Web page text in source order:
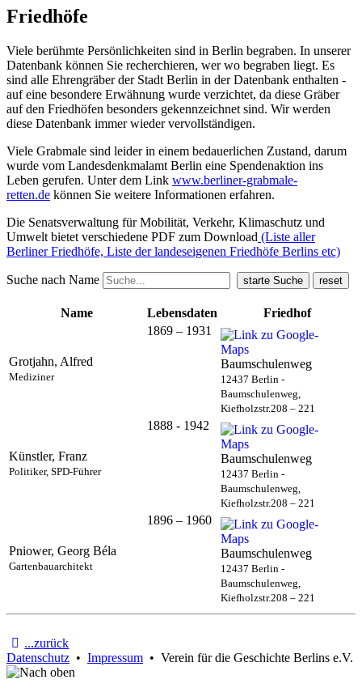
Friedhöfe
Viele berühmte Persönlichkeiten sind in Berlin begraben. In unserer
Datenbank können Sie recherchieren, wer wo begraben liegt. Es
sind alle Ehrengräber der Stadt Berlin in der Datenbank enthalten -
auf eine besondere Erwähnung wurde verzichtet, da diese Gräber
auf den Friedhöfen besonders gekennzeichnet sind. Wir werden
diese Datenbank immer wieder vervollständigen.
Viele Grabmale sind leider in einem bedauerlichen Zustand, darum
wurde vom Landesdenkmalamt Berlin eine Spendenaktion ins
Leben gerufen. Unter dem Link www.berliner-grabmale-
retten.de können Sie weitere Informationen erfahren.
Die Senatsverwaltung für Mobilität, Verkehr, Klimaschutz und
Umwelt bietet verschiedene PDF zum Download (Liste aller
Berliner Friedhöfe, Liste der landeseigenen Friedhöfe Berlins etc)
Suche nach Name
Name Lebensdaten Friedhof
Grotjahn, Alfred
Mediziner
1869 – 1931
Baumschulenweg
12437 Berlin -
Baumschulenweg,
Kiefholzstr.208 – 221
Künstler, Franz
Politiker, SPD-Führer
1888 - 1942
Baumschulenweg
12437 Berlin -
Baumschulenweg,
Kiefholzstr.208 – 221
Pniower, Georg Béla
Gartenbauarchitekt
1896 – 1960
Baumschulenweg
12437 Berlin -
Baumschulenweg,
Kiefholzstr.208 – 221
...zurück
Datenschutz • Impressum • Verein für die Geschichte Berlins e.V.